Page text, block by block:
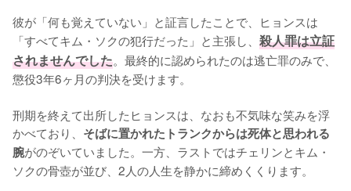
彼が「何も覚えていない」と証言したことで、ヒョンスは
「すべてキム・ソクの犯行だった」と主張し、 殺人罪は立証
されませんでした。最終的に認められたのは逃亡罪のみで、
懲役3年6ヶ月の判決を受けます。
刑期を終えて出所したヒョンスは、なおも不気味な笑みを浮
かべており、 そばに置かれたトランクからは死体と思われる
腕がのぞいていました。一方、ラストではチェリンとキム・
ソクの骨壺が並び、2人の人生を静かに締めくくります。